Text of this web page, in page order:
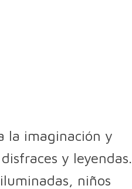
la imaginación y
y leyendas.
niños